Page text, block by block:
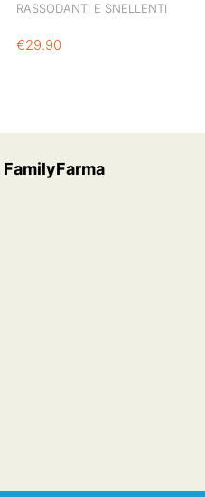
RASSODANTI E SNELLENTI
€29.90
FamilyFarma